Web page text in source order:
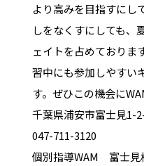
より高みを目指すにし
しをなくすにしても、
ェイトを占めておりま
習中にも参加しやすい
す。ぜひこの機会に
千葉県浦安市富士見
047-711-3120
個別指導WAM 富士見